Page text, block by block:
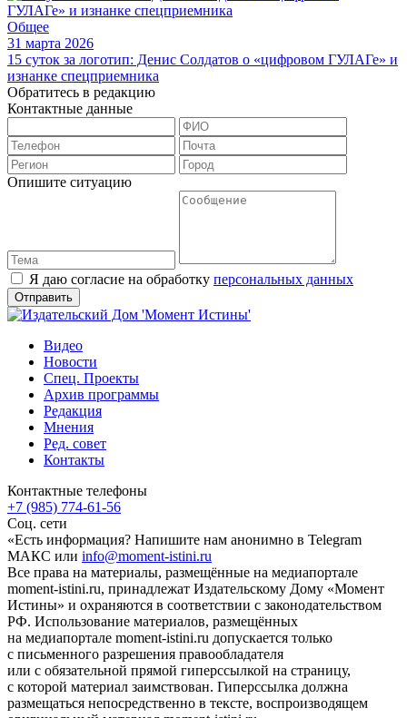
Общее
31 марта 2026
15 суток за логотип: Денис Солдатов о «цифровом ГУЛАГе» и
изнанке спецприемника
Обратитесь в редакцию
Контактные данные
Опишите ситуацию
Я даю согласие на обработку персональных данных
Видео
Новости
Спец. Проекты
Архив программы
Редакция
Мнения
Ред. совет
Контакты
Контактные телефоны
+7 (985) 774-61-56
Соц. сети
«Есть информация? Напишите нам анонимно в Telegram
МАКС или info@moment-istini.ru
Все права на материалы, размещённые на медиапортале
moment-istini.ru, принадлежат Издательскому Дому «Момент
Истины» и охраняются в соответствии с законодательством
РФ. Использование материалов, размещённых
на медиапортале moment-istini.ru допускается только
с письменного разрешения правообладателя
или с обязательной прямой гиперссылкой на страницу,
с которой материал заимствован. Гиперссылка должна
размещаться непосредственно в тексте, воспроизводящем